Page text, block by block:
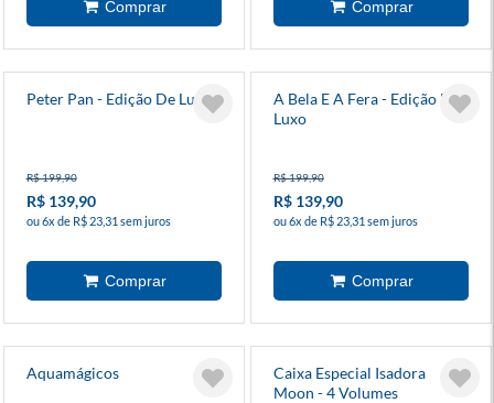
Peter Pan - Edição De Luxo
R$ 199,90
R$ 139,90
ou 6x de R$ 23,31 sem juros
A Bela E A Fera - Edição De
Luxo
R$ 199,90
R$ 139,90
ou 6x de R$ 23,31 sem juros
Aquamágicos
Caixa Especial Isadora
Moon - 4 Volumes